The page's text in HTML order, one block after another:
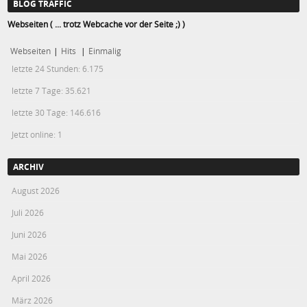
BLOG TRAFFIC
Webseiten ( ... trotz Webcache vor der Seite ;) )
Webseiten | Hits | Einmalig
letzte 24 Stunden:6.175
letzte 7 Tage: 35.621
letzte 30 Tage: 146.616
Jetzt online: 1
ARCHIV
August 2026
Juli 2026
Juni 2026
Mai 2026
April 2026
März 2026